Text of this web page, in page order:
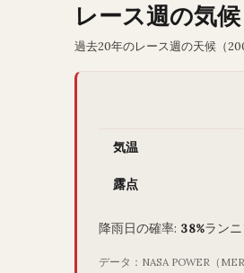
レース週の気候
過去20年のレース週の天候（
気温
露点
降雨日の確率: 38%ラン
データ：NASA POWER（